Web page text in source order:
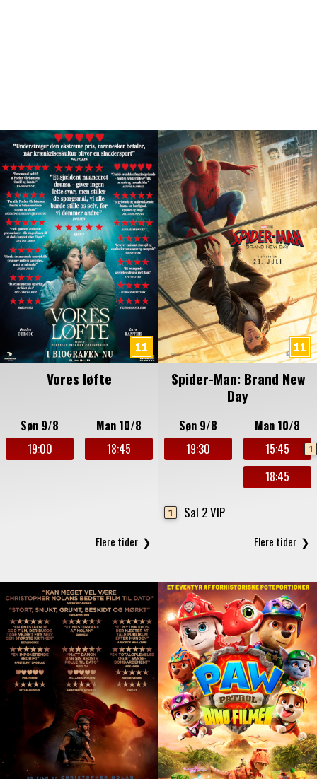
Vores løfte
Søn 9/8
19:00
Man 10/8
18:45
Spider-Man: Brand New
Day
Søn 9/8
19:30
Man 10/8
15:45
1
18:45
1 Sal 2 VIP